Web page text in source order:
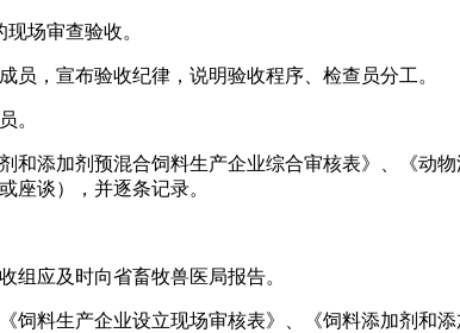
场审查验收。
，宣布验收纪律，说明验收程序、检查员分工。
。
和添加剂预混合饲料生产企业综合审核表》、《动
座谈），并逐条记录。
组应及时向省畜牧兽医局报告。
饲料生产企业设立现场审核表》、《饲料添加剂和